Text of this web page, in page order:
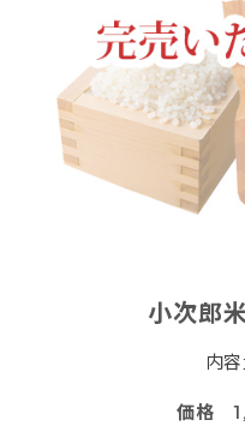
小次郎米
内
価格